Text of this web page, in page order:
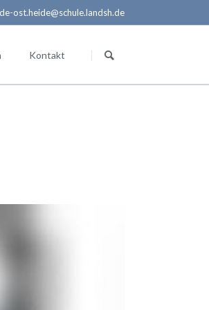
ost.heide@schule.landsh.de
überspringen
Kontakt